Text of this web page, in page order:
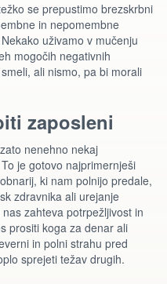
se prepustimo brezskrbni
in nepomembne
uživamo v mučenju
mogočih negativnih
ali nismo, pa bi morali
zaposleni
nenehno nekaj
je gotovo najprimernješi
ki nam polnijo predale,
zdravnika ali urejanje
zahteva potrpežljivost in
prositi koga za denar ali
in polni strahu pred
sprejeti težav drugih.